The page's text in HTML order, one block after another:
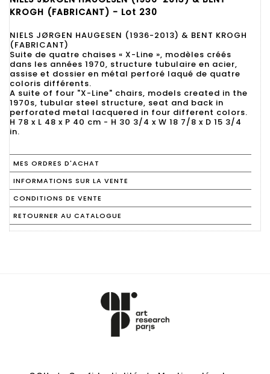
KROGH (FABRICANT) - Lot 230
NIELS JØRGEN HAUGESEN (1936-2013) & BENT KROGH
(FABRICANT)
Suite de quatre chaises « X-Line », modèles créés
dans les années 1970, structure tubulaire en acier,
assise et dossier en métal perforé laqué de quatre
coloris différents.
A suite of four "X-Line" chairs, models created in the
1970s, tubular steel structure, seat and back in
perforated metal lacquered in four different colors.
H 78 x L 48 x P 40 cm - H 30 3/4 x W 18 7/8 x D 15 3/4
in.
MES ORDRES D'ACHAT
INFORMATIONS SUR LA VENTE
CONDITIONS DE VENTE
RETOURNER AU CATALOGUE